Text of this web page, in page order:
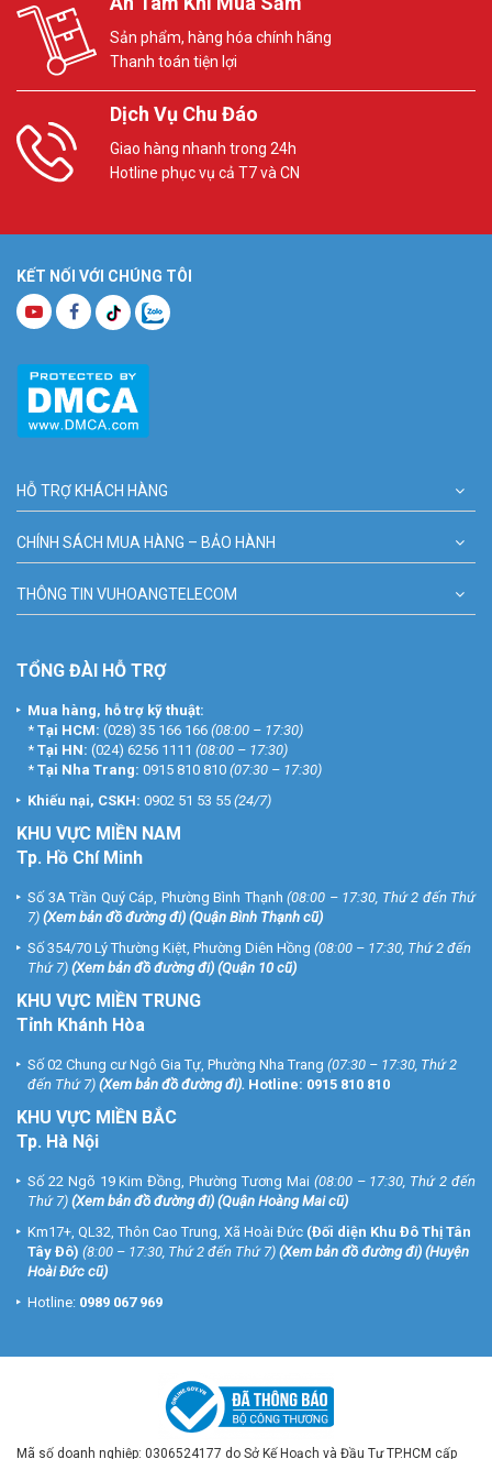
Sản phẩm, hàng hóa chính hãng
Thanh toán tiện lợi
Dịch Vụ Chu Đáo
Giao hàng nhanh trong 24h
Hotline phục vụ cả T7 và CN
KẾT NỐI VỚI CHÚNG TÔI
HỖ TRỢ KHÁCH HÀNG
CHÍNH SÁCH MUA HÀNG – BẢO HÀNH
THÔNG TIN VUHOANGTELECOM
TỔNG ĐÀI HỖ TRỢ
Mua hàng, hỗ trợ kỹ thuật:
* Tại HCM: (028) 35 166 166 (08:00 – 17:30)
* Tại HN: (024) 6256 1111 (08:00 – 17:30)
* Tại Nha Trang: 0915 810 810 (07:30 – 17:30)
Khiếu nại, CSKH: 0902 51 53 55 (24/7)
KHU VỰC MIỀN NAM
Tp. Hồ Chí Minh
Số 3A Trần Quý Cáp, Phường Bình Thạnh (08:00 – 17:30, Thứ 2 đến Thứ
7) (Xem bản đồ đường đi) (Quận Bình Thạnh cũ)
Số 354/70 Lý Thường Kiệt, Phường Diên Hồng (08:00 – 17:30, Thứ 2 đến
Thứ 7) (Xem bản đồ đường đi) (Quận 10 cũ)
KHU VỰC MIỀN TRUNG
Tỉnh Khánh Hòa
Số 02 Chung cư Ngô Gia Tự, Phường Nha Trang (07:30 – 17:30, Thứ 2
đến Thứ 7) (Xem bản đồ đường đi). Hotline: 0915 810 810
KHU VỰC MIỀN BẮC
Tp. Hà Nội
Số 22 Ngõ 19 Kim Đồng, Phường Tương Mai (08:00 – 17:30, Thứ 2 đến
Thứ 7) (Xem bản đồ đường đi) (Quận Hoàng Mai cũ)
Km17+, QL32, Thôn Cao Trung, Xã Hoài Đức (Đối diện Khu Đô Thị Tân
Tây Đô) (8:00 – 17:30, Thứ 2 đến Thứ 7) (Xem bản đồ đường đi) (Huyện
Hoài Đức cũ)
Hotline: 0989 067 969
Mã số doanh nghiệp: 0306524177 do Sở Kế Hoạch và Đầu Tư TP.HCM cấp